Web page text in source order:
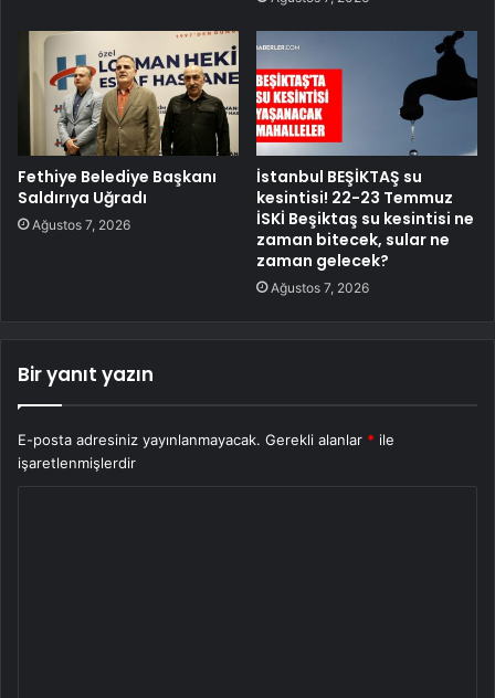
Fethiye Belediye Başkanı
Saldırıya Uğradı
Ağustos 7, 2026
İstanbul BEŞİKTAŞ su
kesintisi! 22-23 Temmuz
İSKİ Beşiktaş su kesintisi ne
zaman bitecek, sular ne
zaman gelecek?
Ağustos 7, 2026
Bir yanıt yazın
E-posta adresiniz yayınlanmayacak. Gerekli alanlar * ile
işaretlenmişlerdir